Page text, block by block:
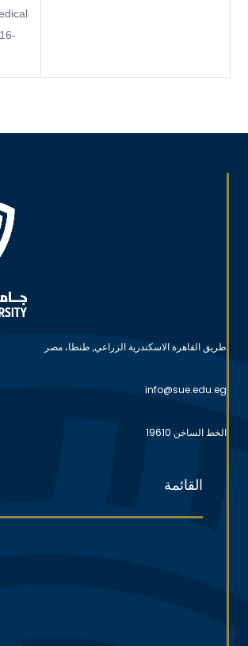
طريق القاهرة الاسكندرية الزراعي, طنطا، مصر
info@sue.edu.eg
الخط الساخن 19610
القائمة